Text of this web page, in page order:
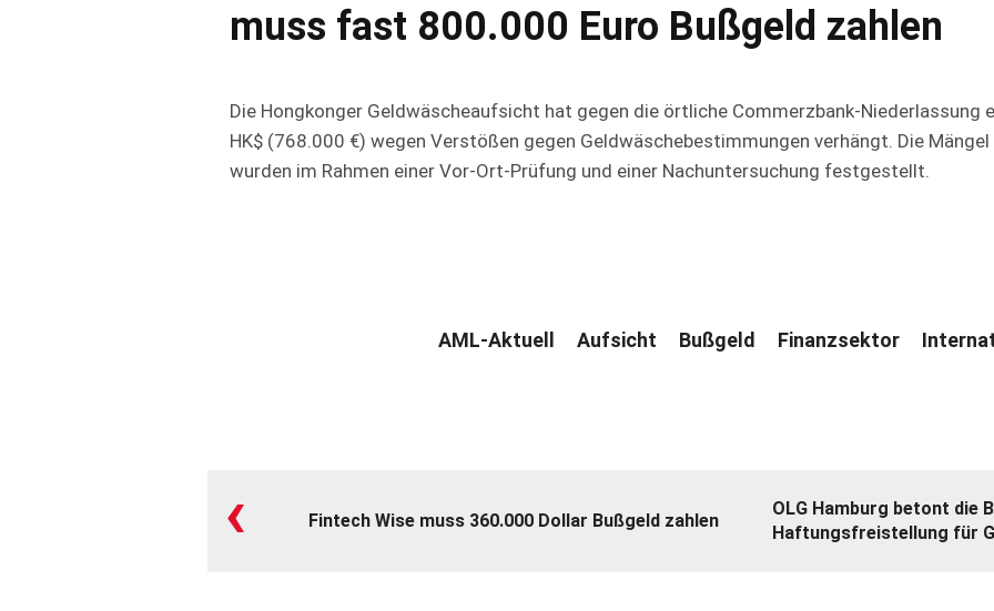
muss fast 800.000 Euro Bußgeld zahlen
Die Hongkonger Geldwäscheaufsicht hat gegen die örtliche Commerzbank-Niederlassung
HK$ (768.000 €) wegen Verstößen gegen Geldwäschebestimmungen verhängt. Die
wurden im Rahmen einer Vor-Ort-Prüfung und einer Nachuntersuchung festgestellt.
AML-Aktuell Aufsicht Bußgeld Finanzsektor
‹ Fintech Wise muss 360.000 Dollar Bußgeld zahlen
OLG Hamburg betont die
Haftungsfreistellung für